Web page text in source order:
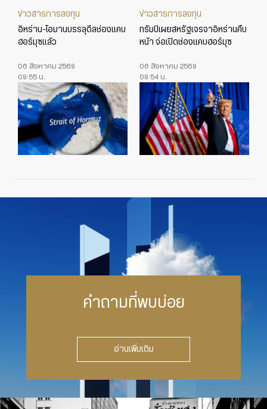
ข่าวสารการลงทุน
อิหร่าน-โอมานบรรลุดีลช่องแคบ
ฮอร์มุซแล้ว
06 สิงหาคม 2569
09:55 น.
ข่าวสารการลงทุน
ทรัมป์เผยสหรัฐเจรจาอิหร่านคืบ
หน้า จ่อเปิดช่องแคบฮอร์มุซ
06 สิงหาคม 2569
09:54 น.
คำถามที่พบบ่อย
อ่านเพิ่มเติม